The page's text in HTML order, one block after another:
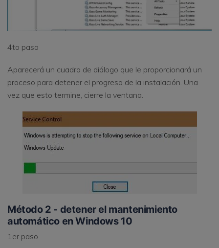
4to paso
Aparecerá un cuadro de diálogo que le proporcionará un
proceso para detener el progreso de la instalación. Una
vez que esto termine, cierre la ventana.
Método 2 - detener el mantenimiento
automático en Windows 10
1er paso